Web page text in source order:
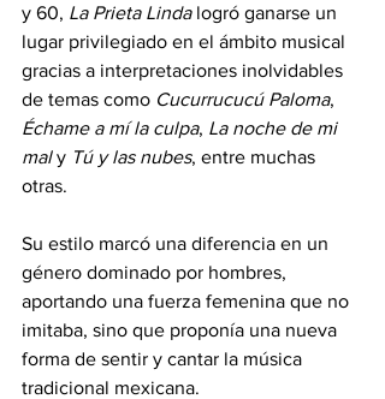
y 60, La Prieta Linda logró ganarse un
lugar privilegiado en el ámbito musical
gracias a interpretaciones inolvidables
de temas como Cucurrucucú Paloma,
Échame a mí la culpa, La noche de mi
mal y Tú y las nubes, entre muchas
otras.
Su estilo marcó una diferencia en un
género dominado por hombres,
aportando una fuerza femenina que no
imitaba, sino que proponía una nueva
forma de sentir y cantar la música
tradicional mexicana.